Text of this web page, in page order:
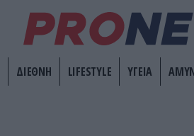
ΔΙΕΘΝΗ LIFESTYLE ΥΓΕΙΑ